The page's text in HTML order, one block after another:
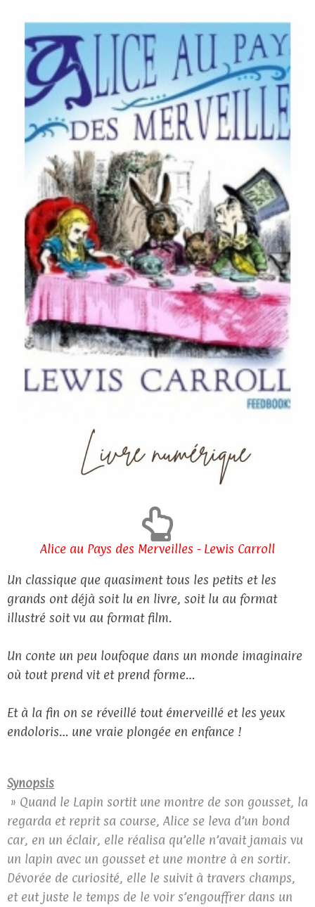
Alice au Pays des Merveilles - Lewis Carroll
Un classique que quasiment tous les petits et les
grands ont déjà soit lu en livre, soit lu au format
illustré soit vu au format film.
Un conte un peu loufoque dans un monde imaginaire
où tout prend vit et prend forme…
Et à la fin on se réveillé tout émerveillé et les yeux
endoloris… une vraie plongée en enfance !
Synopsis
» Quand le Lapin sortit une montre de son gousset, la
regarda et reprit sa course, Alice se leva d’un bond
car, en un éclair, elle réalisa qu’elle n’avait jamais vu
un lapin avec un gousset et une montre à en sortir.
Dévorée de curiosité, elle le suivit à travers champs,
et eut juste le temps de le voir s’engouffrer dans un